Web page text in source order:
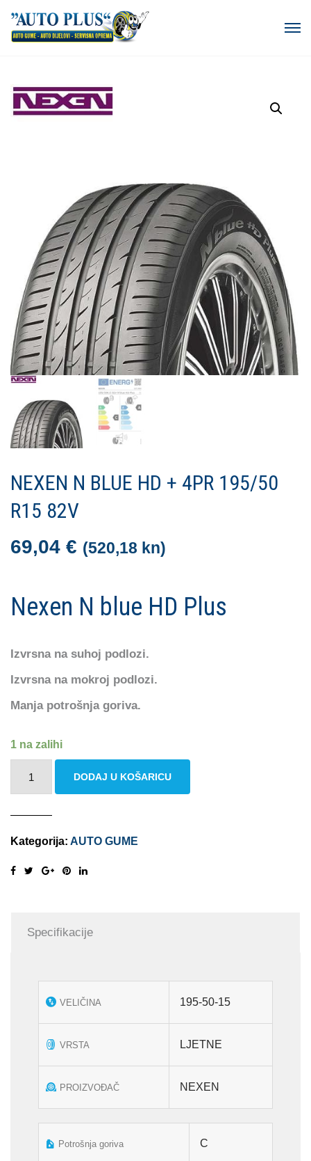
NEXEN N BLUE HD + 4PR 195/50
R15 82V
69,04 € (520,18 kn)
Nexen N blue HD Plus
Izvrsna na suhoj podlozi.
Izvrsna na mokroj podlozi.
Manja potrošnja goriva.
1 na zalihi
+
količina
DODAJ U KOŠARICU
Kategorija: AUTO GUME
Specifikacije
VELIČINA 195-50-15
VRSTA LJETNE
PROIZVOĐAČ NEXEN
Potrošnja goriva C